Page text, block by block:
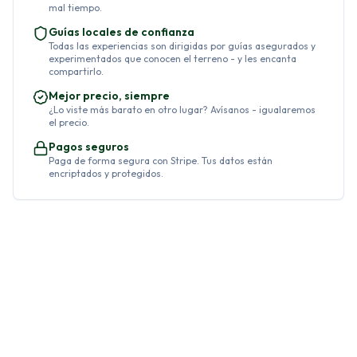
mal tiempo.
Guías locales de confianza
Todas las experiencias son dirigidas por guías asegurados y
experimentados que conocen el terreno - y les encanta
compartirlo.
Mejor precio, siempre
¿Lo viste más barato en otro lugar? Avísanos - igualaremos
el precio.
Pagos seguros
Paga de forma segura con Stripe. Tus datos están
encriptados y protegidos.